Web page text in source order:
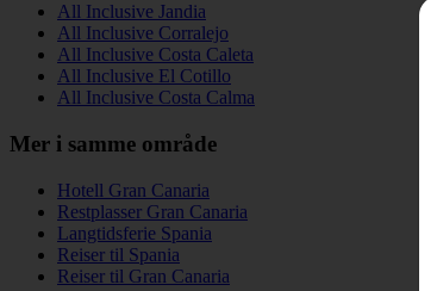
All Inclusive Jandia
All Inclusive Corralejo
All Inclusive Costa Caleta
All Inclusive El Cotillo
All Inclusive Costa Calma
Mer i samme område
Hotell Gran Canaria
Restplasser Gran Canaria
Langtidsferie Spania
Reiser til Spania
Reiser til Gran Canaria